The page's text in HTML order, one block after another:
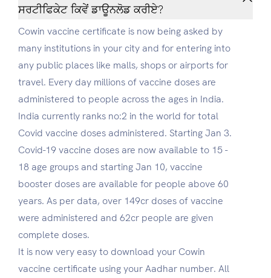
ਸਰਟੀਫਿਕੇਟ ਕਿਵੇਂ ਡਾਊਨਲੋਡ ਕਰੀਏ?
Cowin vaccine certificate is now being asked by
many institutions in your city and for entering into
any public places like malls, shops or airports for
travel. Every day millions of vaccine doses are
administered to people across the ages in India.
India currently ranks no:2 in the world for total
Covid vaccine doses administered. Starting Jan 3.
Covid-19 vaccine doses are now available to 15 -
18 age groups and starting Jan 10, vaccine
booster doses are available for people above 60
years. As per data, over 149cr doses of vaccine
were administered and 62cr people are given
complete doses.
It is now very easy to download your Cowin
vaccine certificate using your Aadhar number. All